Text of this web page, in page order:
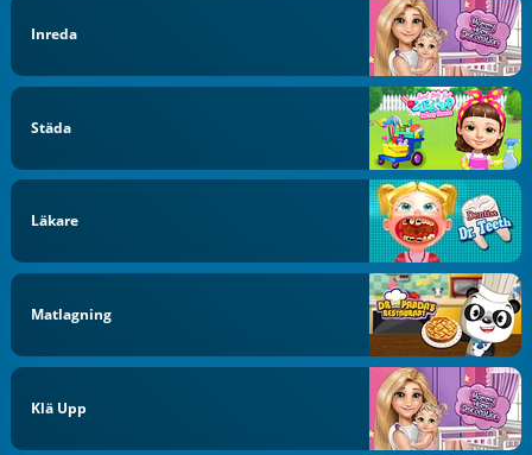
Inreda
Städa
Läkare
Matlagning
Klä Upp